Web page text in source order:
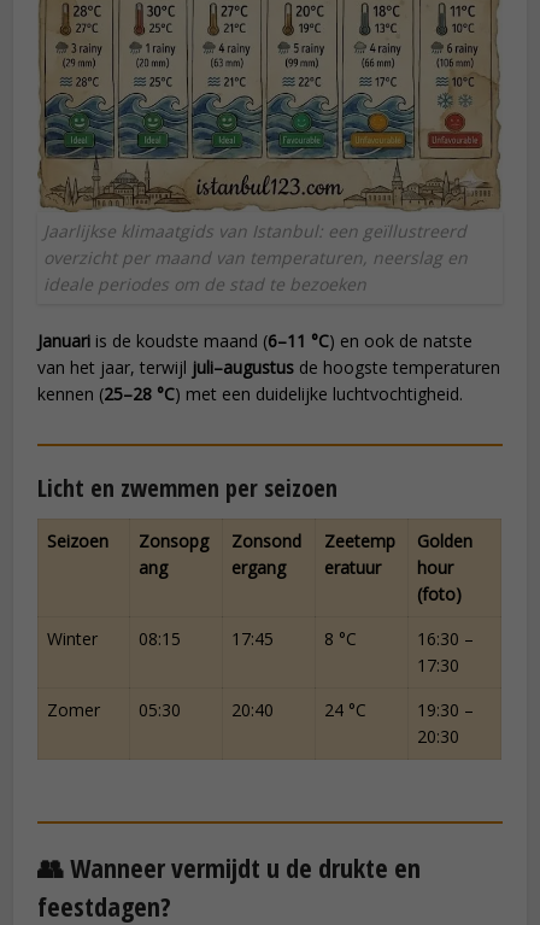
Jaarlijkse klimaatgids van Istanbul: een geïllustreerd
overzicht per maand van temperaturen, neerslag en
ideale periodes om de stad te bezoeken
Januari is de koudste maand (6–11 °C) en ook de natste
van het jaar, terwijl juli–augustus de hoogste temperaturen
kennen (25–28 °C) met een duidelijke luchtvochtigheid.
Licht en zwemmen per seizoen
Seizoen
Zonsopg
ang
Zonsond
ergang
Zeetemp
eratuur
Golden
hour
(foto)
Winter
08:15 17:45 8 °C
16:30 –
17:30
Zomer
05:30 20:40 24 °C
19:30 –
20:30
👥 Wanneer vermijdt u de drukte en
feestdagen?